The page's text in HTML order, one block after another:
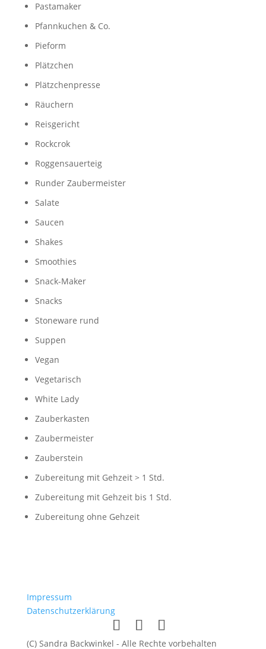
Pastamaker
Pfannkuchen & Co.
Pieform
Plätzchen
Plätzchenpresse
Räuchern
Reisgericht
Rockcrok
Roggensauerteig
Runder Zaubermeister
Salate
Saucen
Shakes
Smoothies
Snack-Maker
Snacks
Stoneware rund
Suppen
Vegan
Vegetarisch
White Lady
Zauberkasten
Zaubermeister
Zauberstein
Zubereitung mit Gehzeit > 1 Std.
Zubereitung mit Gehzeit bis 1 Std.
Zubereitung ohne Gehzeit
Impressum
Datenschutzerklärung
(C) Sandra Backwinkel - Alle Rechte vorbehalten